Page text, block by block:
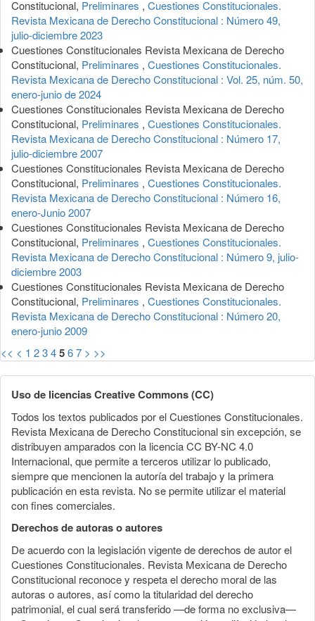
Constitucional, Preliminares , Cuestiones Constitucionales.
Revista Mexicana de Derecho Constitucional : Número 49,
julio-diciembre 2023
Cuestiones Constitucionales Revista Mexicana de Derecho
Constitucional, Preliminares , Cuestiones Constitucionales.
Revista Mexicana de Derecho Constitucional : Vol. 25, núm. 50,
enero-junio de 2024
Cuestiones Constitucionales Revista Mexicana de Derecho
Constitucional, Preliminares , Cuestiones Constitucionales.
Revista Mexicana de Derecho Constitucional : Número 17,
julio-diciembre 2007
Cuestiones Constitucionales Revista Mexicana de Derecho
Constitucional, Preliminares , Cuestiones Constitucionales.
Revista Mexicana de Derecho Constitucional : Número 16,
enero-Junio 2007
Cuestiones Constitucionales Revista Mexicana de Derecho
Constitucional, Preliminares , Cuestiones Constitucionales.
Revista Mexicana de Derecho Constitucional : Número 9, julio-
diciembre 2003
Cuestiones Constitucionales Revista Mexicana de Derecho
Constitucional, Preliminares , Cuestiones Constitucionales.
Revista Mexicana de Derecho Constitucional : Número 20,
enero-junio 2009
<< < 1 234567 > >>
Uso de licencias Creative Commons (CC)
Todos los textos publicados por el Cuestiones Constitucionales.
Revista Mexicana de Derecho Constitucional sin excepción, se
distribuyen amparados con la licencia CC BY-NC 4.0
Internacional, que permite a terceros utilizar lo publicado,
siempre que mencionen la autoría del trabajo y la primera
publicación en esta revista. No se permite utilizar el material
con fines comerciales.
Derechos de autoras o autores
De acuerdo con la legislación vigente de derechos de autor el
Cuestiones Constitucionales. Revista Mexicana de Derecho
Constitucional reconoce y respeta el derecho moral de las
autoras o autores, así como la titularidad del derecho
patrimonial, el cual será transferido —de forma no exclusiva—